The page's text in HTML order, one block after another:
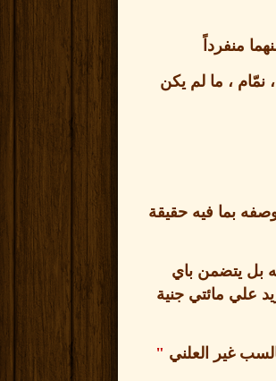
منفرداً
نمّام ، ما لم يكن
بما فيه حقيقة
بل يتضمن باي
علي مائتي جنية
غير العلني "